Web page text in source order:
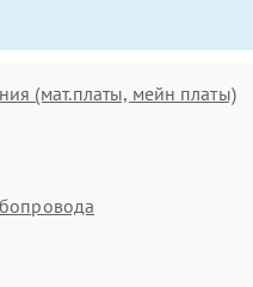
(мат.платы, мейн платы)